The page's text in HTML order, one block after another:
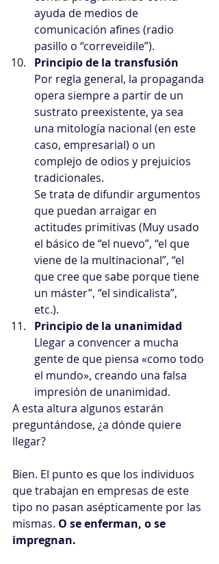
ayuda de medios de
comunicación afines (radio
pasillo o “correveidile”).
Principio de la transfusión
Por regla general, la propaganda
opera siempre a partir de un
sustrato preexistente, ya sea
una mitología nacional (en este
caso, empresarial) o un
complejo de odios y prejuicios
tradicionales.
Se trata de difundir argumentos
que puedan arraigar en
actitudes primitivas (Muy usado
el básico de “el nuevo”, “el que
viene de la multinacional”, “el
que cree que sabe porque tiene
un máster”, “el sindicalista”,
etc.).
Principio de la unanimidad
Llegar a convencer a mucha
gente de que piensa «como todo
el mundo», creando una falsa
impresión de unanimidad.
A esta altura algunos estarán
preguntándose, ¿a dónde quiere
llegar?
Bien. El punto es que los individuos
que trabajan en empresas de este
tipo no pasan asépticamente por las
mismas. O se enferman, o se
impregnan.